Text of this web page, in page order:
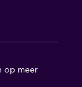
op meer